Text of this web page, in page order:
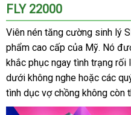
FLY 22000
Viên nén tăng cường sinh lý
phẩm cao cấp quà
tặng
của MỹPháp
. Nó
khắc phục ngay tình trạng
dưới không nghe mới
nhất
hoặc phân
phối
các
tình dục vợ chồng không còn